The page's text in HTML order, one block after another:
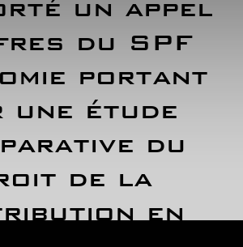
un appel
du SPF
portant
une étude
du
de la
en